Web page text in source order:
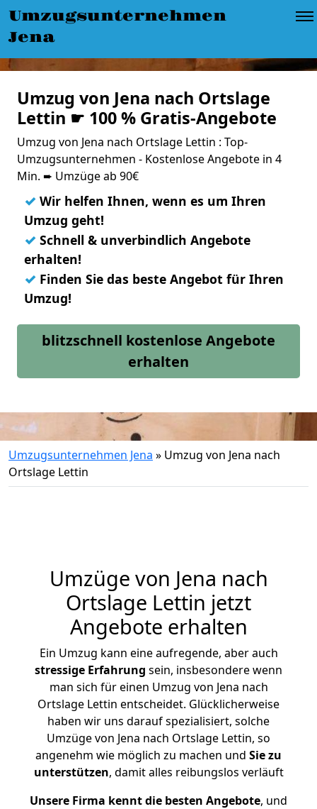
Umzugsunternehmen
Jena
Umzug von Jena nach Ortslage
Lettin ☛ 100 % Gratis-Angebote
Umzug von Jena nach Ortslage Lettin : Top-
Umzugsunternehmen - Kostenlose Angebote in 4
Min. ➨ Umzüge ab 90€
✓ Wir helfen Ihnen, wenn es um Ihren
Umzug geht!
✓ Schnell & unverbindlich Angebote
erhalten!
✓ Finden Sie das beste Angebot für Ihren
Umzug!
blitzschnell kostenlose Angebote
erhalten
Umzugsunternehmen Jena » Umzug von Jena nach
Ortslage Lettin
Umzüge von Jena nach
Ortslage Lettin jetzt
Angebote erhalten
Ein Umzug kann eine aufregende, aber auch
stressige Erfahrung sein, insbesondere wenn
man sich für einen Umzug von Jena nach
Ortslage Lettin entscheidet. Glücklicherweise
haben wir uns darauf spezialisiert, solche
Umzüge von Jena nach Ortslage Lettin, so
angenehm wie möglich zu machen und Sie zu
unterstützen, damit alles reibungslos verläuft
Unsere Firma kennt die besten Angebote, und